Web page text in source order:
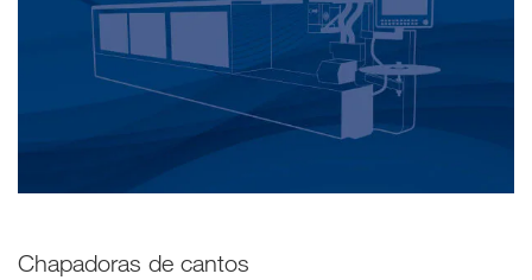
Chapadoras de cantos